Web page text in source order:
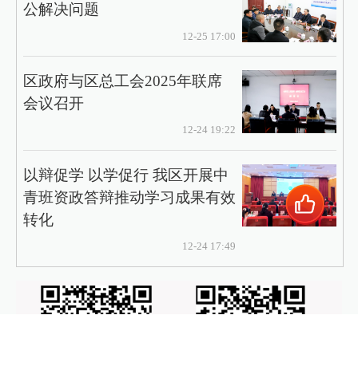
公解决问题
12-25 17:00
区政府与区总工会2025年联席
会议召开
12-24 19:22
以辩促学 以学促行 我区开展中
青班资政答辩推动学习成果有效
转化
12-24 17:49